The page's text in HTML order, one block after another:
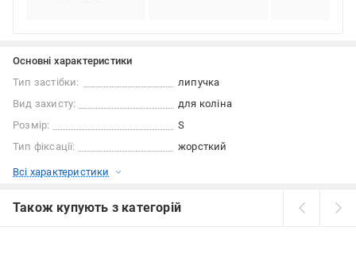
Основні характеристики
Тип застібки:
липучка
Вид захисту:
для коліна
Розмір:
S
Тип фіксації:
жорсткий
Всі характеристики
Також купують з категорій